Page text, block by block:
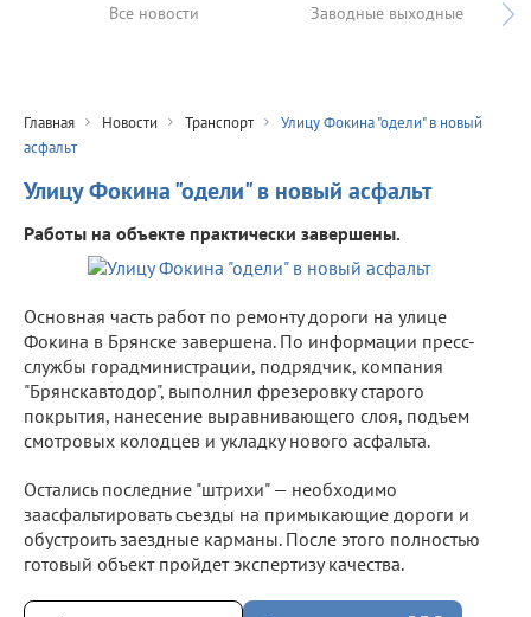
Все новости Заводные выходные
Главная Новости Транспорт
Улицу Фокина "одели" в новый
асфальт
Улицу Фокина "одели" в новый асфальт
Работы на объекте практически завершены.
Основная часть работ по ремонту дороги на улице
Фокина в Брянске завершена. По информации пресс-
службы горадминистрации, подрядчик, компания
"Брянскавтодор", выполнил фрезеровку старого
покрытия, нанесение выравнивающего слоя, подъем
смотровых колодцев и укладку нового асфальта.
Остались последние "штрихи" — необходимо
заасфальтировать съезды на примыкающие дороги и
обустроить заездные карманы. После этого полностью
готовый объект пройдет экспертизу качества.